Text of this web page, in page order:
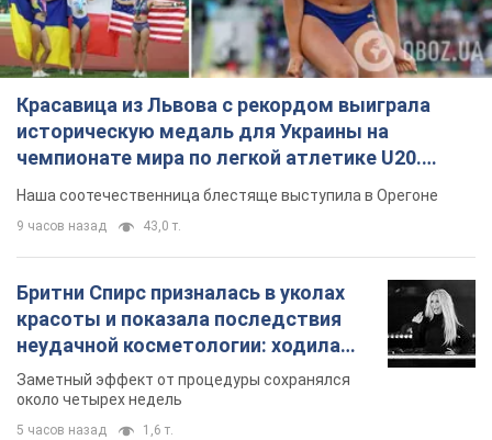
Красавица из Львова с рекордом выиграла
историческую медаль для Украины на
чемпионате мира по легкой атлетике U20.
Видео
Наша соотечественница блестяще выступила в Орегоне
9 часов назад 43,0 т.
Бритни Спирс призналась в уколах
красоты и показала последствия
неудачной косметологии: ходила
так почти месяц
Заметный эффект от процедуры сохранялся
около четырех недель
5 часов назад 1,6 т.